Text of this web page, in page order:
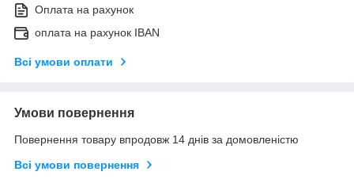
Оплата на рахунок
оплата на рахунок IBAN
Всі умови оплати
Умови повернення
Повернення товару впродовж 14 днів за домовленістю
Всі умови повернення